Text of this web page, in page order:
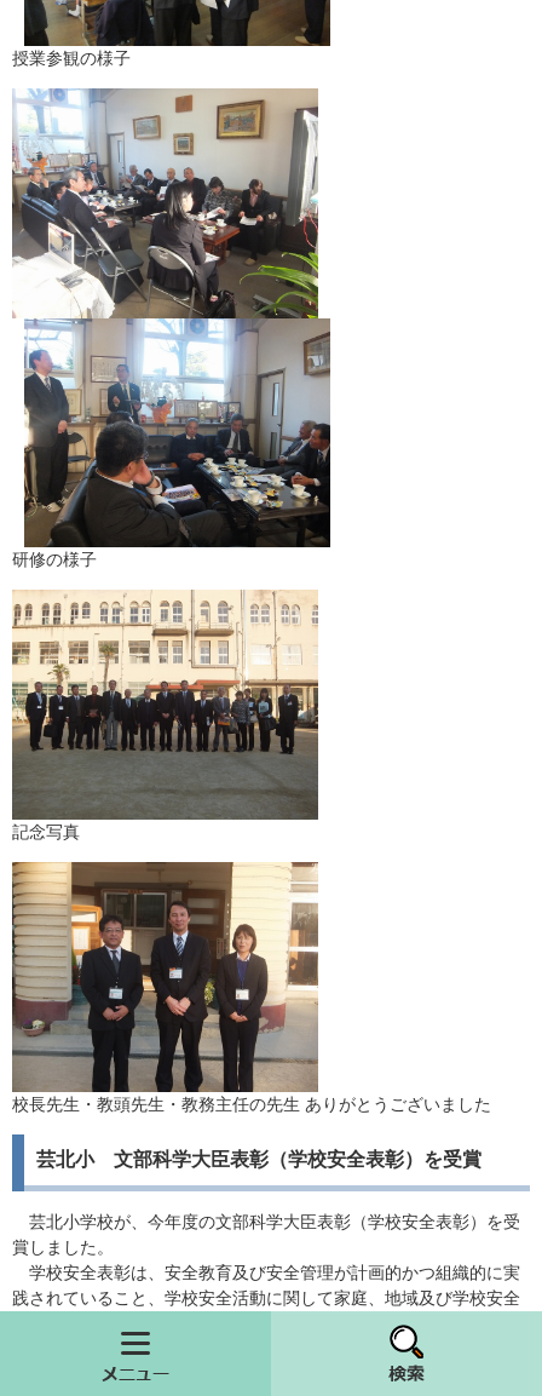
検索
授業参観の様子
研修の様子
記念写真
校長先生・教頭先生・教務主任の先生 ありがとうございました
芸北小 文部科学大臣表彰（学校安全表彰）を受賞
芸北小学校が、今年度の文部科学大臣表彰（学校安全表彰）を受
賞しました。
学校安全表彰は、安全教育及び安全管理が計画的かつ組織的に実
践されていること、学校安全活動に関して家庭、地域及び学校安全
関係機関・団体との密接な連携が行われ、成果をあげていることな
どが評価基準になっています。
芸北小学校は、交通安全に係る知識・理解の向上、また自転車の